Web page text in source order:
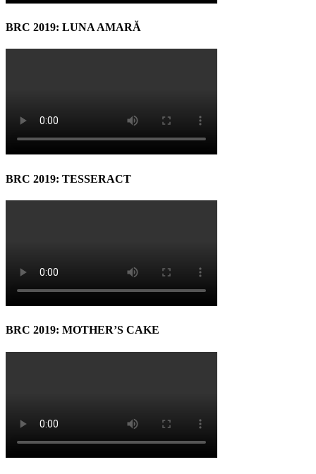
BRC 2019: LUNA AMARĂ
BRC 2019: TESSERACT
BRC 2019: MOTHER’S CAKE